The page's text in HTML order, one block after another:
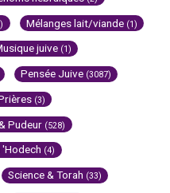
Mélanges lait/viande (1)
juive (1)
Pensée Juive (3087)
(3)
Pudeur (528)
'Hodech (4)
Science & Torah (33)